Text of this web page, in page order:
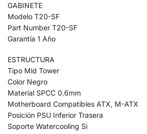
GABINETE
Modelo T20-SF
Part Number T20-SF
Garantía 1 Año
ESTRUCTURA
Tipo Mid Tower
Color Negro
Material SPCC 0.6mm
Motherboard Compatibles ATX, M-ATX
Posición PSU Inferior Trasera
Soporte Watercooling Si